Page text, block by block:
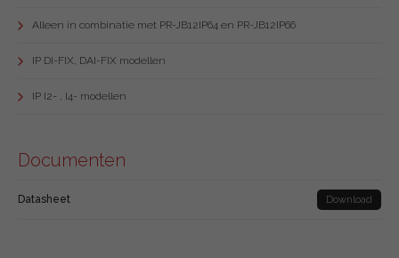
Alleen in combinatie met PR-JB12IP64 en PR-JB12IP66
IP DI-FIX, DAI-FIX modellen
IP I2- , I4- modellen
Documenten
Datasheet Download